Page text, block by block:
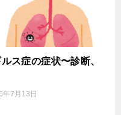
ス症の症状〜診断、
年7月13日